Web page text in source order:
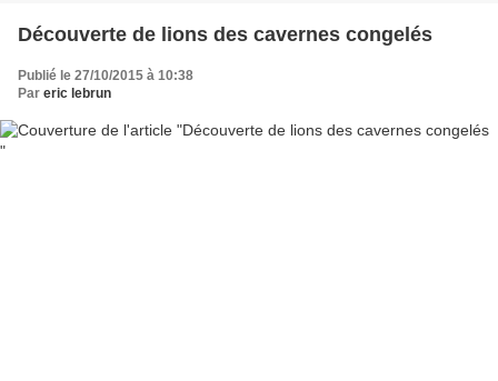
Découverte de lions des cavernes congelés
Publié le 27/10/2015 à 10:38
Par eric lebrun